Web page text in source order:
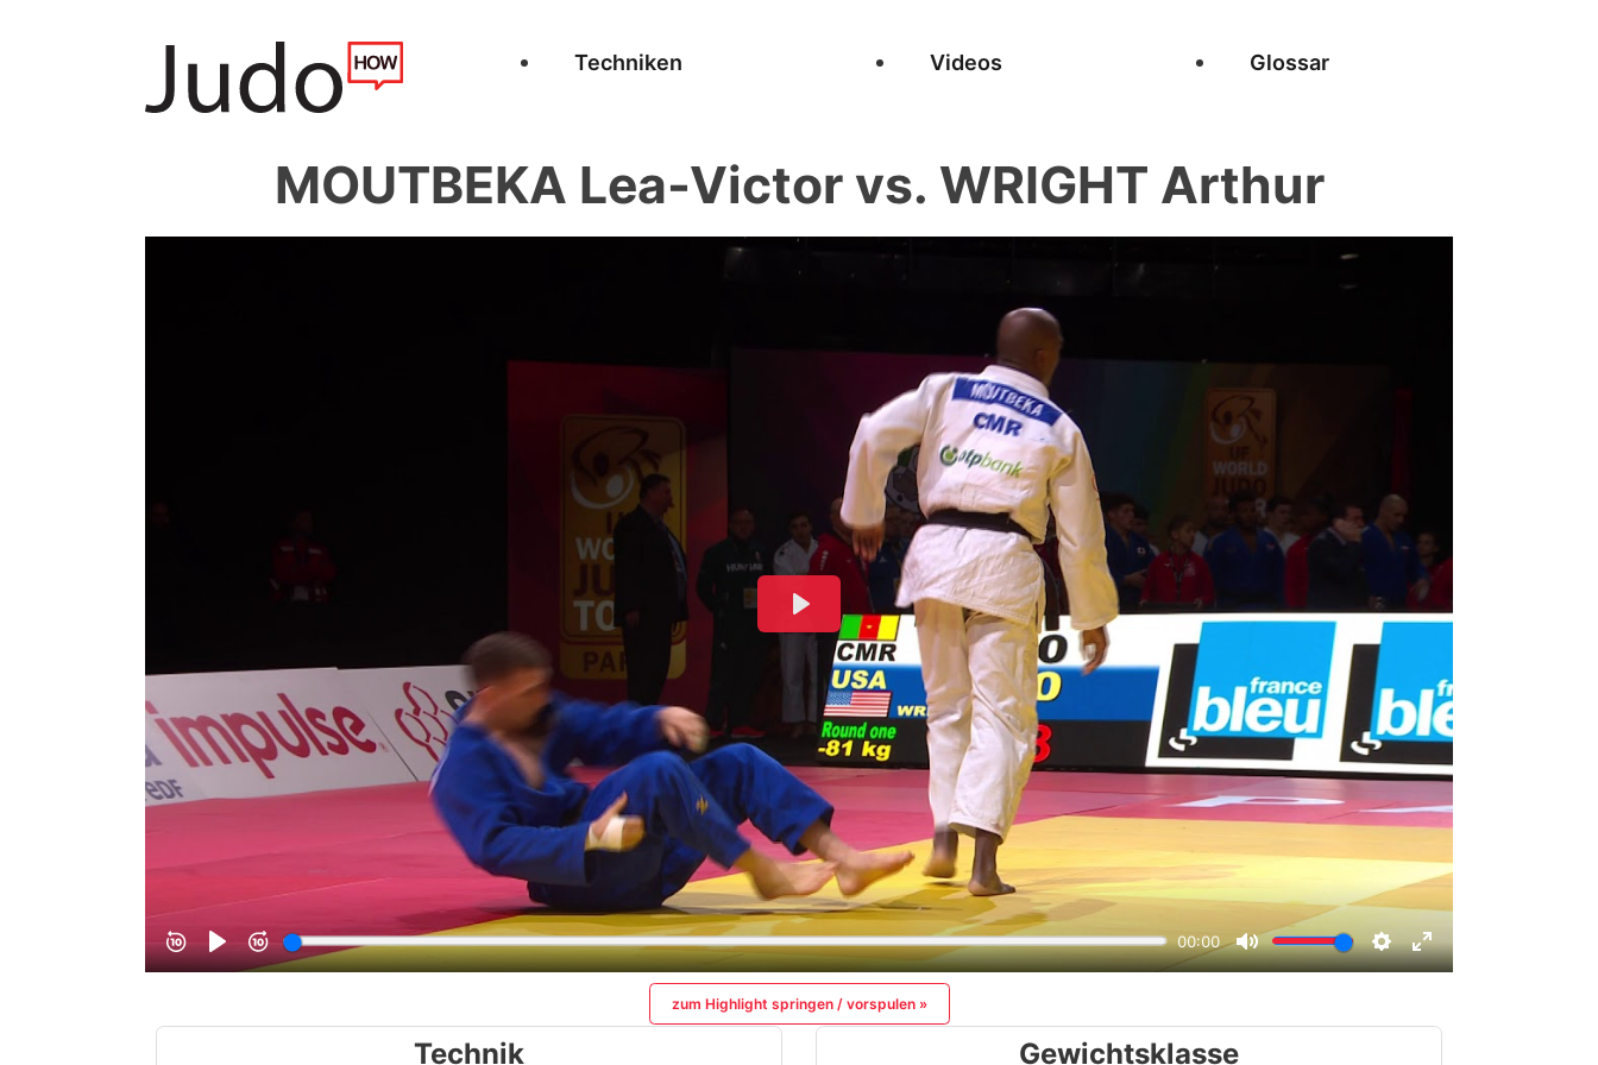
Techniken Videos Glossar
MOUTBEKA Lea-Victor vs. WRIGHT Arthur
zum Highlight springen / vorspulen »
Technik Gewichtsklasse